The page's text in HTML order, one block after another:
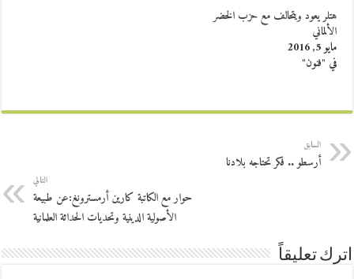
هتلر يعود ويتحالف مع حزب الخضر
الألماني
مايو 5, 2016
في "فنون"
السابق
أرسطو .. فكر تحتاجه بلادنا
التالي
حوار مع الكاتبة كارين أرمسترونغ:عن طبيعة
الأصولية الدينية وتحديات الحداثة العلمانية
اترك تعليقاً